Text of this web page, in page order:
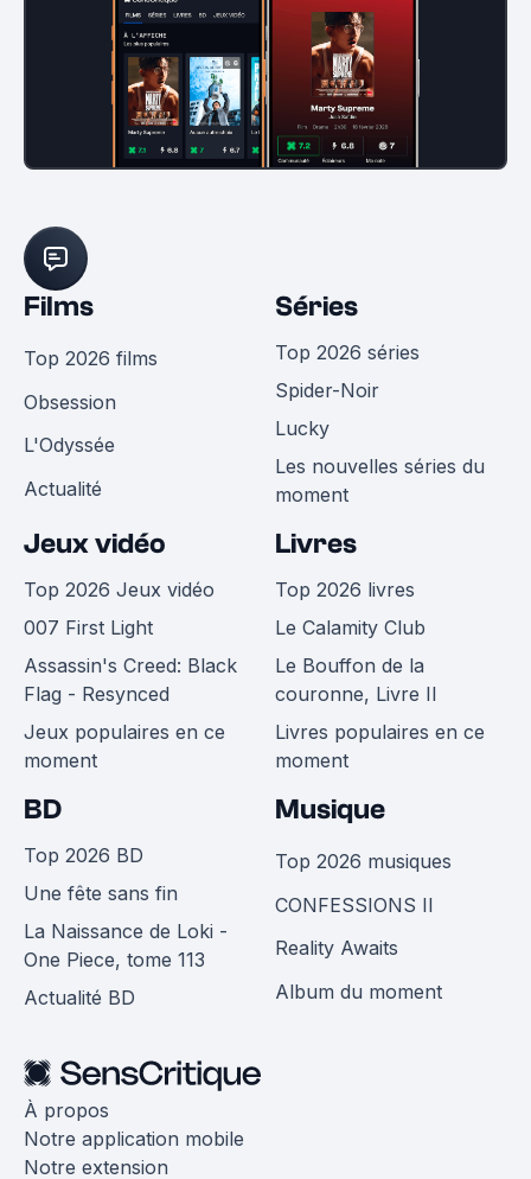
Films
Top 2026 films
Obsession
L'Odyssée
Actualité
Séries
Top 2026 séries
Spider-Noir
Lucky
Les nouvelles séries du
moment
Jeux vidéo
Top 2026 Jeux vidéo
007 First Light
Assassin's Creed: Black
Flag - Resynced
Jeux populaires en ce
moment
Livres
Top 2026 livres
Le Calamity Club
Le Bouffon de la
couronne, Livre II
Livres populaires en ce
moment
BD
Top 2026 BD
Une fête sans fin
La Naissance de Loki -
One Piece, tome 113
Actualité BD
Musique
Top 2026 musiques
CONFESSIONS II
Reality Awaits
Album du moment
À propos
Notre application mobile
Notre extension